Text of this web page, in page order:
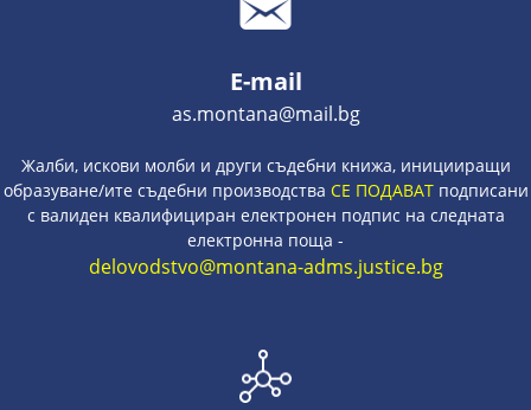
E-mail
as.montana@mail.bg
Жалби, искови молби и други съдебни книжа, иницииращи
образуване/ите съдебни производства СЕ ПОДАВАТподписани
с валиден квалифициран електронен подпис на следната
електронна поща -
delovodstvo@montana-adms.justice.bg